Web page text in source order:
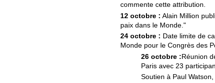
commente cette attribution.
12 octobre : Alain Million
paix dans le Monde."
24 octobre : Date limite de
Monde pour le Congrès des
26 octobre :Réunion
Paris avec 23
Soutien à Paul